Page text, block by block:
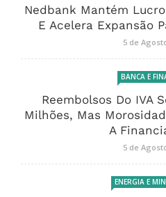
Nedbank Mantém
E Acelera Expansão
5 de
BANCA E
Reembolsos Do IVA
Milhões, Mas
A
5 de
ENERGIA E